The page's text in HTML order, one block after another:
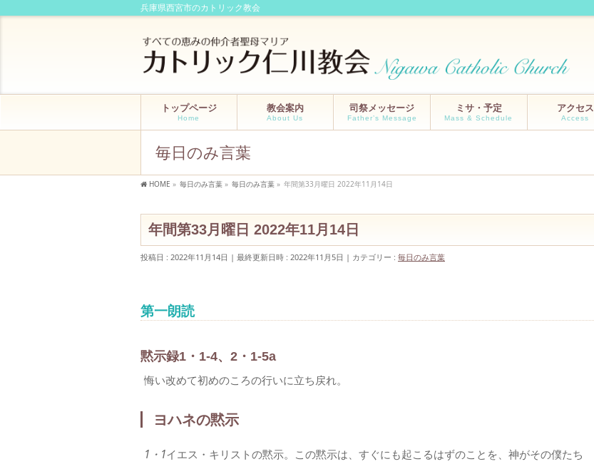
兵庫県西宮市のカトリック教会
トップページ
Home
教会案内
About Us
司祭メッセージ
Father’s Message
ミサ・予定
Mass & Schedule
アクセス
Access
毎日のみ言葉
HOME » 毎日のみ言葉 » 毎日のみ言葉 » 年間第33月曜日 2022年11月14日
年間第33月曜日 2022年11月14日
投稿日 : 2022年11月14日 最終更新日時 : 2022年11月5日 カテゴリー : 毎日のみ言葉
第一朗読
黙示録1・1-4、2・1-5a
悔い改めて初めのころの行いに立ち戻れ。
ヨハネの黙示
1・1イエス・キリストの黙示。この黙示は、すぐにも起こるはずのことを、神がその僕たち